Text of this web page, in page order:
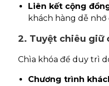
Liên kết cộng
khách hàng dễ
2. Tuyệt chiêu giữ
Chìa khóa để duy trì
Chương trình